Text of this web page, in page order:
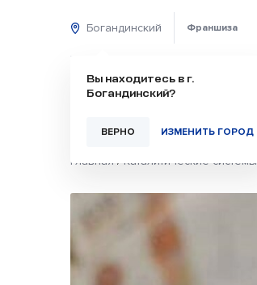
Богандинский
Вы находитесь в г.
Богандинский?
ВЕРНО ИЗМЕНИТЬ ГОРОД
Франшиза
Главная / Каталитические системы